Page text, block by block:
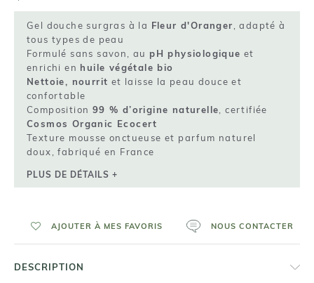
Gel douche surgras à la Fleur d'Oranger
, adapté à
tous types de peau
Formulé sans savon, aupH physiologique et
enrichi en huile végétale bio
Nettoie, nourrit et laisse la peau douce et
confortable
Composition 99 % d’origine naturelle , certifiée
Cosmos Organic Ecocert
Texture mousse onctueuse et parfum naturel
doux, fabriqué en France
PLUS DE DÉTAILS +
AJOUTER À MES FAVORIS NOUS CONTACTER
DESCRIPTION